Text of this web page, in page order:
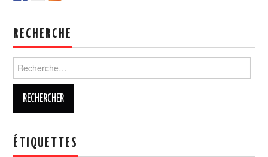
RECHERCHE
ÉTIQUETTES